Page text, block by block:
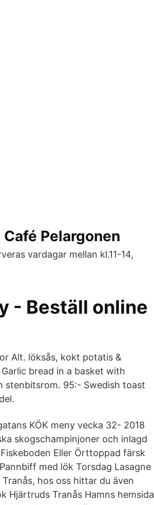
Pelargonen
vardagar mellan kl.11-14,
- Beställ online
Alt. löksås, kokt potatis &
bread in a basket with
stenbitsrom. 95:- Swedish toast
KÖK meny vecka 32- 2018
skogschampinjoner och inlagd
Eller Örttoppad färsk
med lök Torsdag Lasagne
hos oss hittar du även
Hjärtruds Tranås Hamns hemsida